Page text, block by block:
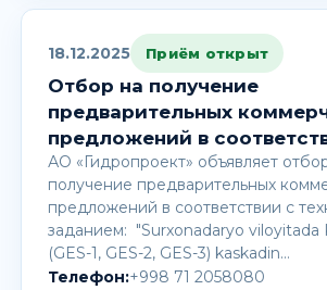
18.12.2025 Приём открыт
Отбор на получение
предварительных
предложений в
АО «Гидропроект» объявляет
получение предварительных
предложений в соответствии с
заданием: "Surxonadaryo viloyitada
(GES-1, GES-2, GES-3) kaskadin…
Телефон:+998 71 2058080